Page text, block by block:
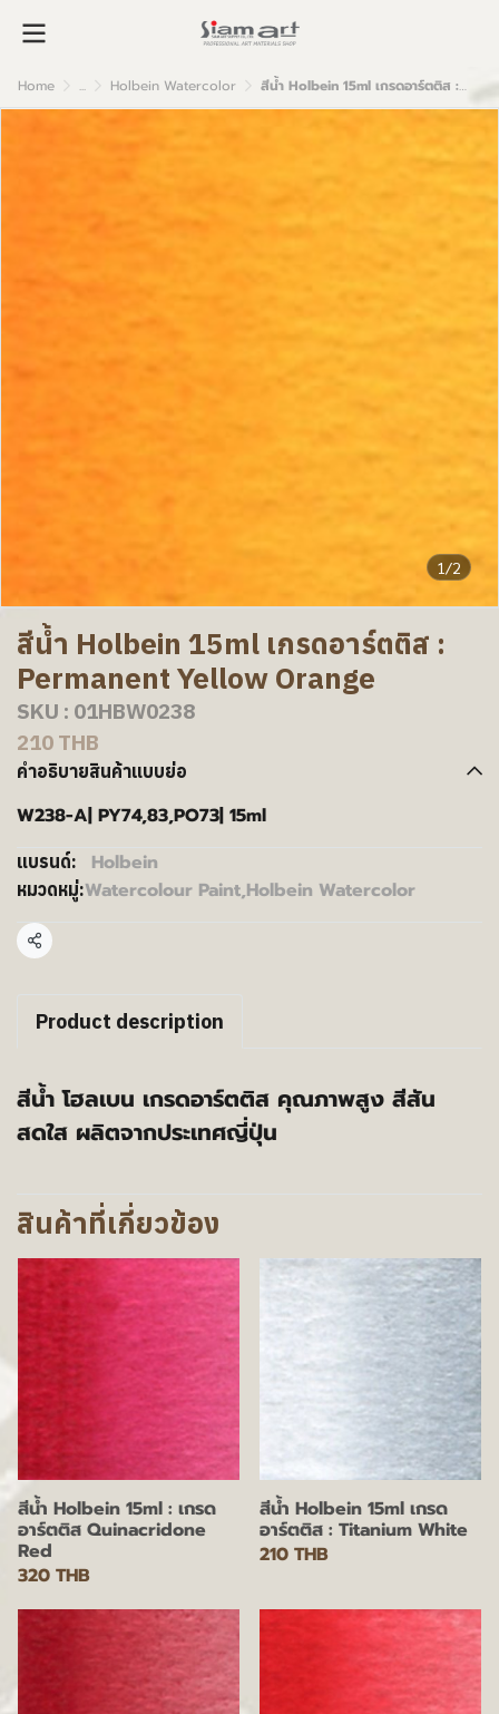
Home ... Holbein Watercolor สีน้ำ Holbein 15ml เกรดอาร์ตติส : Permanent Yellow Orange
1/2
สีน้ำ Holbein 15ml เกรดอาร์ตติส :
Permanent Yellow Orange
SKU : 01HBW0238
210 THB
คำอธิบายสินค้าแบบย่อ
W238-A| PY74,83,PO73| 15ml
แบรนด์: Holbein
หมวดหมู่:Watercolour Paint,Holbein Watercolor
แชร์
Product description
สีน้ำ โฮลเบน เกรดอาร์ตติส คุณภาพสูง สีสัน
สดใส ผลิตจากประเทศญี่ปุ่น
สินค้าที่เกี่ยวข้อง
สีน้ำ Holbein 15ml : เกรด
อาร์ตติส Quinacridone
Red
320 THB
สีน้ำ Holbein 15ml เกรด
อาร์ตติส : Titanium White
210 THB